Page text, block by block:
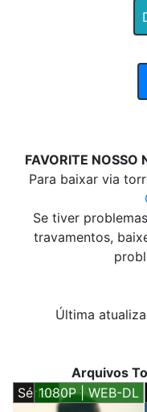
FAVORITE NOSSO
Para baixar via
Se tiver
travamentos,
Última
Arquivos
Séries1080P | WEB-DL